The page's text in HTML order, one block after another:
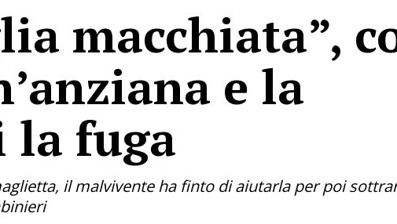
macchiata”,
e la
la fuga
il malvivente ha finto di aiutarla per poi